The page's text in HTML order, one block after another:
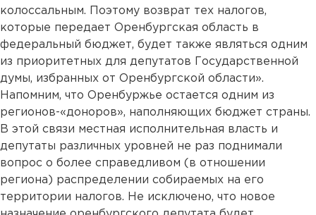
колоссальным. Поэтому возврат тех налогов,
которые передает Оренбургская область в
федеральный бюджет, будет также являться одним
из приоритетных для депутатов Государственной
думы, избранных от Оренбургской области».
Напомним, что Оренбуржье остается одним из
регионов-«доноров», наполняющих бюджет страны.
В этой связи местная исполнительная власть и
депутаты различных уровней не раз поднимали
вопрос о более справедливом (в отношении
региона) распределении собираемых на его
территории налогов. Не исключено, что новое